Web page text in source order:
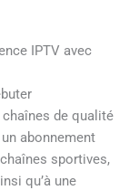
IPTV avec
de qualité
abonnement
sportives,
qu’à une